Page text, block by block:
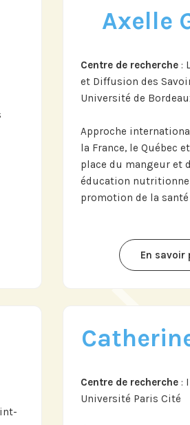
Axelle
Centre de recherche :
et Diffusion des
Université de
Approche
la France, le Québec
place du mangeur et
éducation
promotion de la santé
En savoir
Centre de recherche :
Université Paris Cité
notre
de l'Institut.
Si